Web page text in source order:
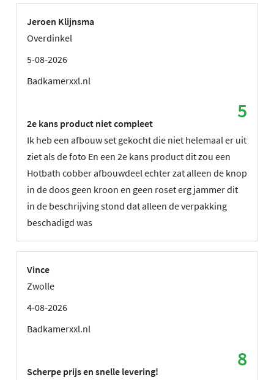
Jeroen Klijnsma
Overdinkel
5-08-2026
Badkamerxxl.nl
5
2e kans product niet compleet
Ik heb een afbouw set gekocht die niet helemaal er uit
ziet als de foto En een 2e kans product dit zou een
Hotbath cobber afbouwdeel echter zat alleen de knop
in de doos geen kroon en geen roset erg jammer dit
in de beschrijving stond dat alleen de verpakking
beschadigd was
Vince
Zwolle
4-08-2026
Badkamerxxl.nl
8
Scherpe prijs en snelle levering!